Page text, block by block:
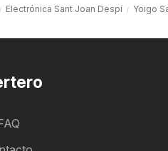
Electrónica Sant Joan Despí Yoigo